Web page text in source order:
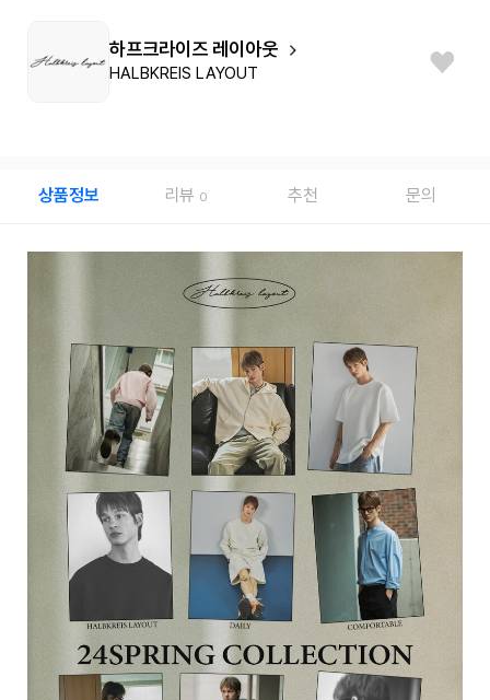
하프크라이즈 레이아웃
HALBKREIS LAYOUT
상품정보 리뷰 0 추천 문의